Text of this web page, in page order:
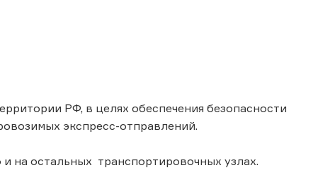
РФ, в целях обеспечения безопасности
экспресс-отправлений.
на остальных транспортировочных узлах.